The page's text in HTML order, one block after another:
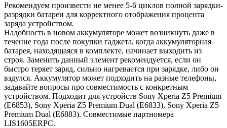
Рекомендуем произвести не менее 5-6 циклов полной зарядки-
разрядки батареи для корректного отображения процента
заряда устройством.
Надобность в новом аккумуляторе может возникнуть даже в
течение года после покупки гаджета, когда аккумуляторная
батарея, находящаяся в комплекте, начинает выходить из
строя. Заменить данный элемент рекомендуется, если он
быстро теряет заряд, сильно нагревается при зарядке, либо он
вздулся. Аккумулятор может подходить на разные телефоны,
задавайте вопросы про совместимость с конкретным
устройством. Подходит для устройств Sony Xperia Z5 Premium
(E6853), Sony Xperia Z5 Premium Dual (E6833), Sony Xperia Z5
Premium Dual (E6883). Совместимые партномера
LIS1605ERPC.